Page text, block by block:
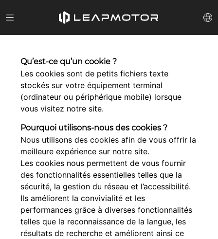
Qu’est-ce qu’un cookie ?
Les cookies sont de petits fichiers texte
stockés sur votre équipement terminal
(ordinateur ou périphérique mobile) lorsque
vous visitez notre site.
Pourquoi utilisons-nous des cookies ?
Nous utilisons des cookies afin de vous offrir la
meilleure expérience sur notre site.
Les cookies nous permettent de vous fournir
des fonctionnalités essentielles telles que la
sécurité, la gestion du réseau et l’accessibilité.
Ils améliorent la convivialité et les
performances grâce à diverses fonctionnalités
telles que la reconnaissance de la langue, les
résultats de recherche et améliorent ainsi ce